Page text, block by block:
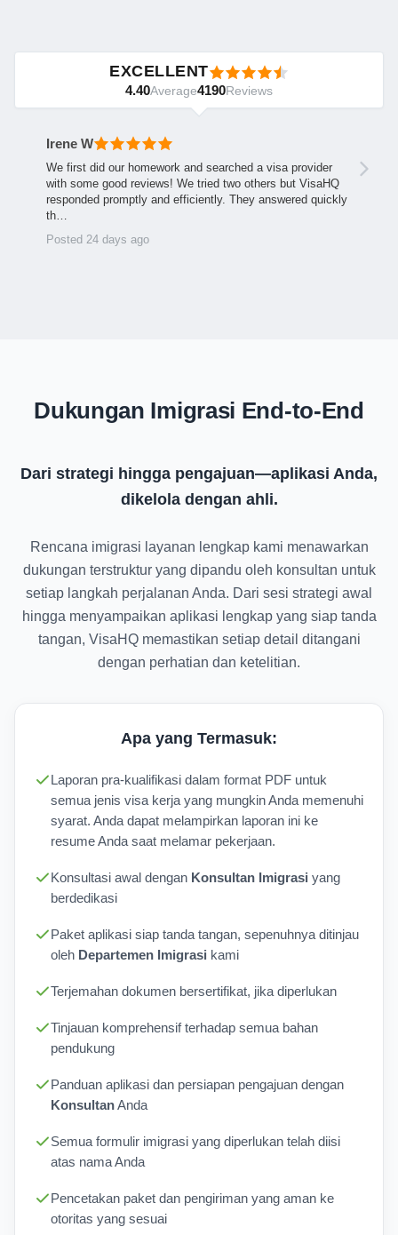
EXCELLENT
4.40Average4190Reviews
Irene W
We first did our homework and searched a visa provider
with some good reviews! We tried two others but VisaHQ
responded promptly and efficiently. They answered quickly
th…
Posted 24 days ago
Dukungan Imigrasi End-to-End
Dari strategi hingga pengajuan—aplikasi Anda,
dikelola dengan ahli.
Rencana imigrasi layanan lengkap kami menawarkan
dukungan terstruktur yang dipandu oleh konsultan untuk
setiap langkah perjalanan Anda. Dari sesi strategi awal
hingga menyampaikan aplikasi lengkap yang siap tanda
tangan, VisaHQ memastikan setiap detail ditangani
dengan perhatian dan ketelitian.
Apa yang Termasuk:
Laporan pra-kualifikasi dalam format PDF untuk
semua jenis visa kerja yang mungkin Anda memenuhi
syarat. Anda dapat melampirkan laporan ini ke
resume Anda saat melamar pekerjaan.
Konsultasi awal dengan Konsultan Imigrasi yang
berdedikasi
Paket aplikasi siap tanda tangan, sepenuhnya ditinjau
oleh Departemen Imigrasi kami
Terjemahan dokumen bersertifikat, jika diperlukan
Tinjauan komprehensif terhadap semua bahan
pendukung
Panduan aplikasi dan persiapan pengajuan dengan
KonsultanAnda
Semua formulir imigrasi yang diperlukan telah diisi
atas nama Anda
Pencetakan paket dan pengiriman yang aman ke
otoritas yang sesuai